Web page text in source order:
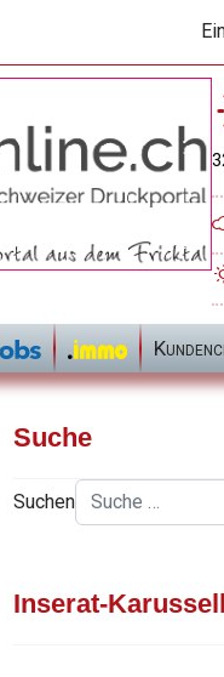
Suche
Suchen
Inserat-Karussell